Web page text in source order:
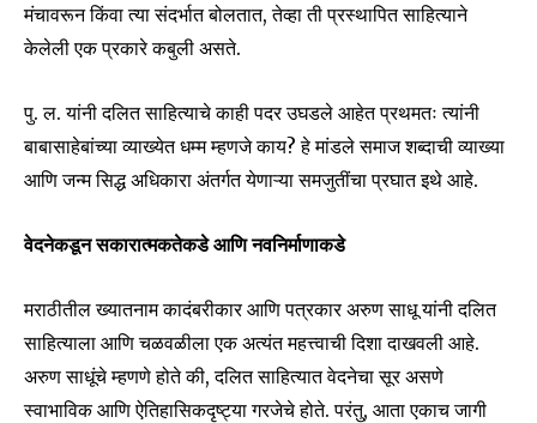
मंचावरून किंवा त्या संदर्भात बोलतात, तेव्हा ती प्रस्थापित साहित्याने
केलेली एक प्रकारे कबुली असते.
पु. ल. यांनी दलित साहित्याचे काही पदर उघडले आहेत प्रथमतः त्यांनी
बाबासाहेबांच्या व्याख्येत धम्म म्हणजे काय? हे मांडले समाज शब्दाची व्याख्या
आणि जन्म सिद्ध अधिकारा अंतर्गत येणाऱ्या समजुतींचा प्रघात इथे आहे.
वेदनेकडून सकारात्मकतेकडे आणि नवनिर्माणाकडे
मराठीतील ख्यातनाम कादंबरीकार आणि पत्रकार अरुण साधू यांनी दलित
साहित्याला आणि चळवळीला एक अत्यंत महत्त्वाची दिशा दाखवली आहे.
अरुण साधूंचे म्हणणे होते की, दलित साहित्यात वेदनेचा सूर असणे
स्वाभाविक आणि ऐतिहासिकदृष्ट्या गरजेचे होते. परंतु, आता एकाच जागी